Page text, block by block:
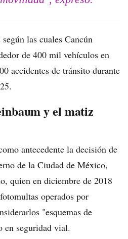
las cuales Cancún
de 400 mil vehículos en
accidentes de tránsito durante
y el matiz
antecedente la decisión de
de la Ciudad de México,
quien en diciembre de 2018
operados por
"esquemas de
en seguridad vial.